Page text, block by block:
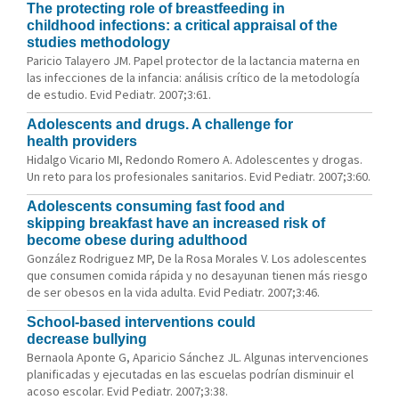
The protecting role of breastfeeding in
childhood infections: a critical appraisal of the
studies methodology
Paricio Talayero JM. Papel protector de la lactancia materna en
las infecciones de la infancia: análisis crítico de la metodología
de estudio. Evid Pediatr. 2007;3:61.
Adolescents and drugs. A challenge for
health providers
Hidalgo Vicario MI, Redondo Romero A. Adolescentes y drogas.
Un reto para los profesionales sanitarios. Evid Pediatr. 2007;3:60.
Adolescents consuming fast food and
skipping breakfast have an increased risk of
become obese during adulthood
González Rodriguez MP, De la Rosa Morales V. Los adolescentes
que consumen comida rápida y no desayunan tienen más riesgo
de ser obesos en la vida adulta. Evid Pediatr. 2007;3:46.
School-based interventions could
decrease bullying
Bernaola Aponte G, Aparicio Sánchez JL. Algunas intervenciones
planificadas y ejecutadas en las escuelas podrían disminuir el
acoso escolar. Evid Pediatr. 2007;3:38.